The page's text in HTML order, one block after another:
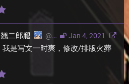
Jan 4, 2021
二郎腿 @
我是写文一时爽，修改/排版火葬